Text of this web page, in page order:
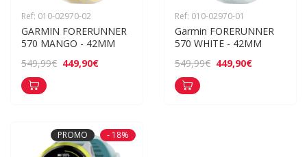
Ref: 010-02970-02
GARMIN FORERUNNER
570 MANGO - 42MM
549,99€ 449,90€
Ref: 010-02970-01
Garmin FORERUNNER
570 WHITE - 42MM
549,99€ 449,90€
PROMO - 18%